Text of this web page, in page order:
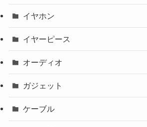
イヤホン
イヤーピース
オーディオ
ガジェット
ケーブル